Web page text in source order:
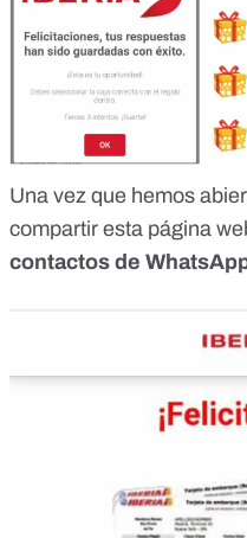
Una vez que hemos
compartir esta página
contactos de